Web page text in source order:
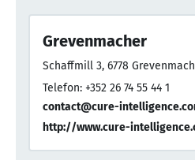
Grevenmacher
Schaffmill 3, 6778
Telefon: +352 26 74 55 44 1
contact@cure-
http://www.cure-